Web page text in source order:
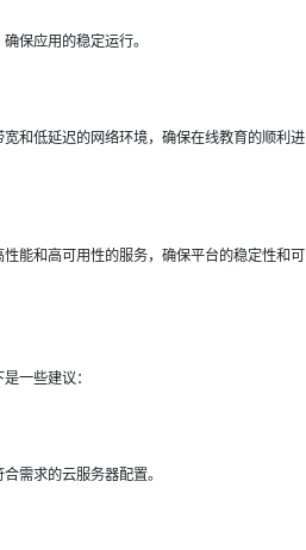
保应用的稳定运行。
和低延迟的网络环境，确保在线教育的顺利进
能和高可用性的服务，确保平台的稳定性和可
一些建议：
需求的云服务器配置。